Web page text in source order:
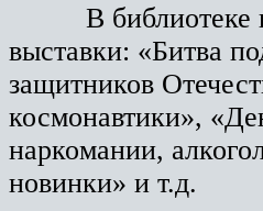
В библиотеке
выставки: «Битва
защитников
космонавтики»,
наркомании,
новинки» и т.д.